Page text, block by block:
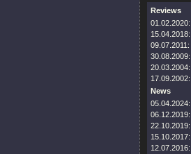
Reviews
01.02.2020:
15.04.2018:
09.07.2011:
30.08.2009:
20.03.2004:
17.09.2002:
News
05.04.2024:
06.12.2019:
22.10.2019:
15.10.2017:
12.07.2016: